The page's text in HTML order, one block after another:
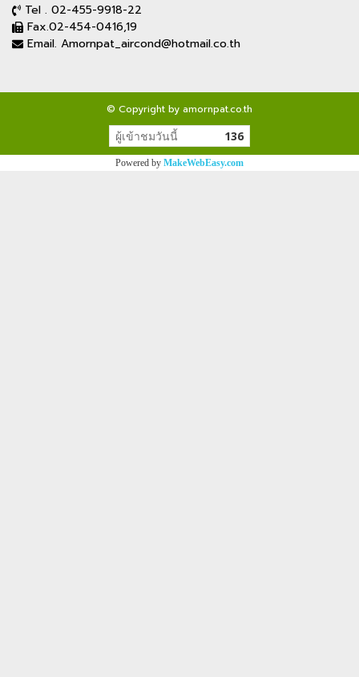
Tel . 02-455-9918-22
Fax.02-454-0416,19
Email. Amornpat_aircond@hotmail.co.th
© Copyright by amornpat.co.th
ผู้เข้าชมวันนี้ 136
Powered by MakeWebEasy.com